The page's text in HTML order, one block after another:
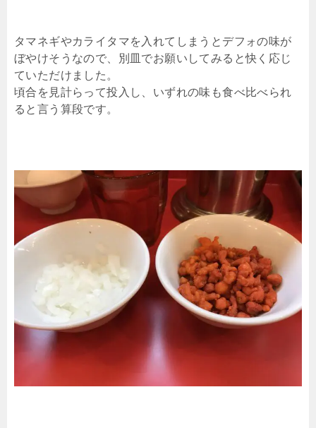
タマネギやカライタマを入れてしまうとデフォの味が
ぼやけそうなので、別皿でお願いしてみると快く応じ
ていただけました。
頃合を見計らって投入し、いずれの味も食べ比べられ
ると言う算段です。